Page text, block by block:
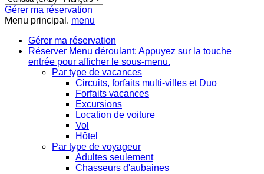
Gérer ma réservation
Menu principal. menu
Gérer ma réservation
Réserver Menu déroulant: Appuyez sur la touche
entrée pour afficher le sous-menu.
Par type de vacances
Circuits, forfaits multi-villes et Duo
Forfaits vacances
Excursions
Location de voiture
Vol
Hôtel
Par type de voyageur
Adultes seulement
Chasseurs d'aubaines